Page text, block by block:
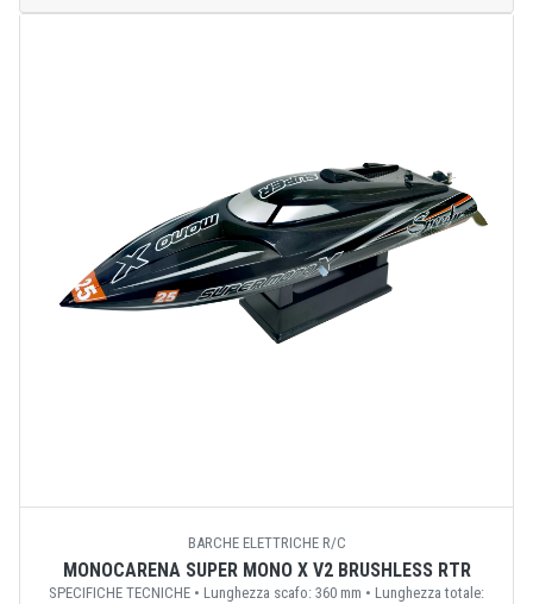
BARCHE ELETTRICHE R/C
MONOCARENA SUPER MONO X V2 BRUSHLESS RTR
SPECIFICHE TECNICHE • Lunghezza scafo: 360 mm • Lunghezza totale: